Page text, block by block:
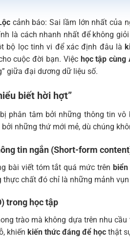
cảnh báo: Sai lầm lớn nhất của
là cách nhanh nhất để không
bộ lọc tinh vi để xác định đâu là
cuộc đời bạn. Việc học tập cùng
giữa đại dương dữ liệu số.
biết hời hợt”
phân tâm bởi những thông tin vô
những thứ mới mẻ, dù chúng
tin ngắn (Short-form
bài viết tóm tắt quá mức trên biển
thực chất đó chỉ là những mảnh
trong học tập
trào mà không dựa trên nhu
khiến kiến thức đáng để học thật